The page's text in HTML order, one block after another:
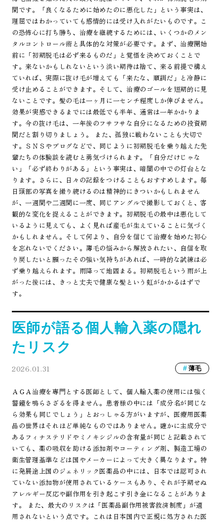
間です。「良くなるために始めたのに悪化した」という事実は、
理屈ではわかっていても感情的には受け入れがたいものです。こ
の恐怖心に打ち勝ち、治療を継続するためには、いくつかのメン
タルコントロール術と具体的な対策が必要です。まず、治療開始
前に「初期脱毛は必ず来るものだ」と覚悟を決めておくことで
す。来ないかもしれないという淡い期待は捨て、来る前提で構え
ていれば、実際に抜け毛が増えても「来たな、順調だ」と冷静に
受け止めることができます。そして、治療のゴールを短期的に見
ないことです。髪の毛は一ヶ月に一センチ程度しか伸びません。
効果が実感できるまでには最低でも半年、通常は一年かかりま
す。今の抜け毛は、一年後のフサフサな自分になるための投資期
間だと割り切りましょう。 また、孤独に戦わないことも大切で
す。ＳＮＳやブログなどで、同じように初期脱毛を乗り越えた先
輩たちの体験談を読むと勇気づけられます。「自分だけじゃな
い」「必ず終わりがある」という事実は、暗闇の中での灯台とな
ります。さらに、日々の記録をつけることもおすすめします。毎
日頭部の写真を撮り続けるのは精神的にきついかもしれません
が、一週間や二週間に一度、同じアングルで撮影しておくと、客
観的な変化を捉えることができます。初期脱毛の最中は悪化して
いるように見えても、よく見れば産毛が生えていることに気づく
かもしれません。そして何より、自分を信じて治療を始めた初心
を忘れないでください。薄毛の悩みから解放されたい、自信を取
り戻したいと願ったその強い気持ちがあれば、一時的な試練は必
ず乗り越えられます。雨降って地固まる。初期脱毛という雨が上
がった後には、きっと丈夫で健康な髪という虹がかかるはずで
す。
医師が語る個人輸入薬の隠れ
たリスク
2026.01.31 薄毛
ＡＧＡ治療を専門とする医師として、個人輸入薬の使用には強く
警鐘を鳴らさざるを得ません。患者様の中には「成分名が同じな
ら効果も同じでしょう」とおっしゃる方がいますが、医療用医薬
品の世界はそれほど単純なものではありません。確かに主成分で
あるフィナステリドやミノキシジルの含有量が同じと記載されて
いても、薬の吸収を助ける添加剤やコーティング剤、製造工場の
衛生管理基準などは国やメーカーによって大きく異なります。特
に発展途上国のジェネリック医薬品の中には、日本では認可され
ていない添加物が使用されているケースもあり、それが予期せぬ
アレルギー反応や副作用を引き起こす引き金になることがありま
す。 また、最大のリスクは「医薬品副作用被害救済制度」が適
用されないという点です。これは日本国内で正規に処方された医